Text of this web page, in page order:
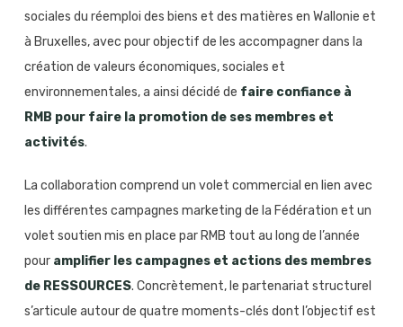
sociales du réemploi des biens et des matières en Wallonie et
à Bruxelles, avec pour objectif de les accompagner dans la
création de valeurs économiques, sociales et
environnementales, a ainsi décidé de faire confiance à
RMB pour faire la promotion de ses membres et
activités.
La collaboration comprend un volet commercial en lien avec
les différentes campagnes marketing de la Fédération et un
volet soutien mis en place par RMB tout au long de l’année
pour amplifier les campagnes et actions des membres
de RESSOURCES. Concrètement, le partenariat structurel
s’articule autour de quatre moments-clés dont l’objectif est